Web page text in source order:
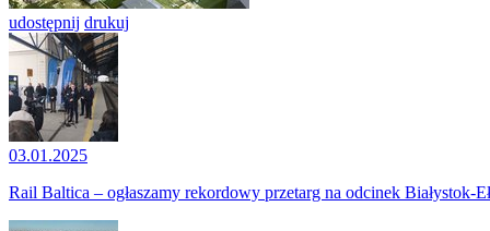
udostępnij drukuj
03.01.2025
Rail Baltica – ogłaszamy rekordowy przetarg na odcinek Białystok-